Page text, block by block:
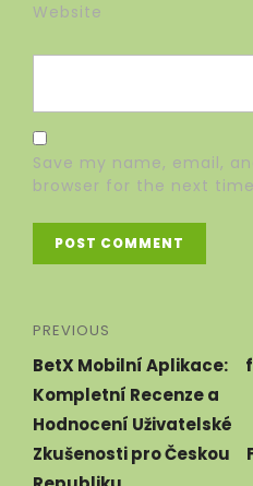
Website
Save my name, email,
browser for the next
PREVIOUS
BetX Mobilní Aplikace:
Kompletní Recenze a
Hodnocení Uživatelské
Zkušenosti pro Českou